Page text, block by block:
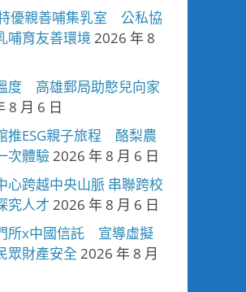
優親善哺集乳室 公私協
哺育友善環境2026 年 8
度 高雄郵局助憨兒向家
8 月 6 日
推ESG親子旅程 酪梨農
次體驗2026 年 8 月 6 日
心跨越中央山脈 串聯跨校
究人才 2026 年 8 月 6 日
所x中國信託 宣導虛擬
眾財產安全 2026 年 8 月